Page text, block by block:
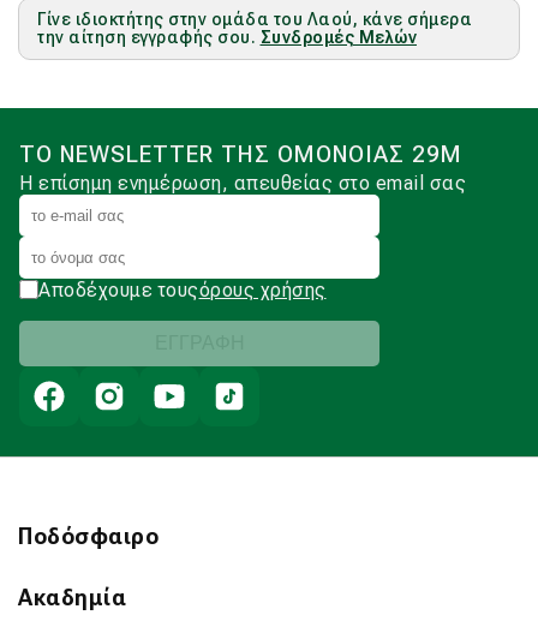
Γίνε ιδιοκτήτης στην ομάδα του Λαού, κάνε σήμερα
την αίτηση εγγραφής σου. Συνδρομές Μελών
ΤΟ NEWSLETTER ΤΗΣ ΟΜΟΝΟΙΑΣ 29Μ
Η επίσημη ενημέρωση, απευθείας στο email σας
Αποδέχουμε τουςόρους χρήσης
Ποδόσφαιρο
Ακαδημία